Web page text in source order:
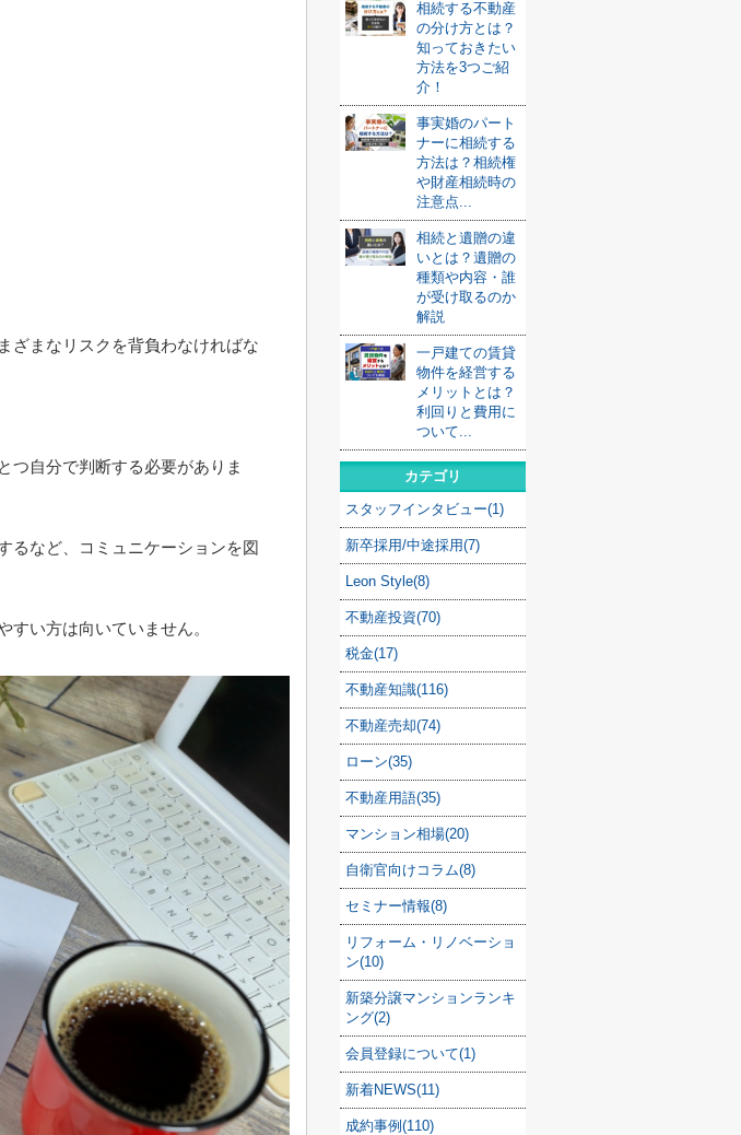
ざまなリスクを背負わなければな
つ自分で判断する必要がありま
るなど、コミュニケーションを図
い方は向いていません。
相続する不動産
の分け方とは？
知っておきたい
方法を3つご紹
介！
事実婚のパート
ナーに相続する
方法は？相続権
や財産相続時の
注意点...
相続と遺贈の違
いとは？遺贈の
種類や内容・誰
が受け取るのか
解説
一戸建ての賃貸
物件を経営する
メリットとは？
利回りと費用に
ついて...
カテゴリ
スタッフインタビュー(1)
新卒採用/中途採用(7)
Leon Style(8)
不動産投資(70)
税金(17)
不動産知識(116)
不動産売却(74)
ローン(35)
不動産用語(35)
マンション相場(20)
自衛官向けコラム(8)
セミナー情報(8)
リフォーム・リノベーショ
ン(10)
新築分譲マンションランキ
ング(2)
会員登録について(1)
新着NEWS(11)
成約事例(110)